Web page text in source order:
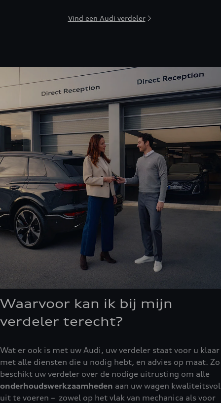
Vind een Audi verdeler
Waarvoor kan ik bij mijn
verdeler terecht?
Wat er ook is met uw Audi, uw verdeler staat voor u klaar
met alle diensten die u nodig hebt, en advies op maat. Zo
beschikt uw verdeler over de nodige uitrusting om alle
onderhoudswerkzaamheden aan uw wagen kwaliteitsvol
uit te voeren – zowel op het vlak van mechanica als voor